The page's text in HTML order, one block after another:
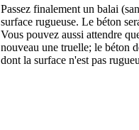
Passez finalement un balai
surface rugueuse. Le béton
Vous pouvez aussi attendre
nouveau une truelle; le béton
dont la surface n'est pas